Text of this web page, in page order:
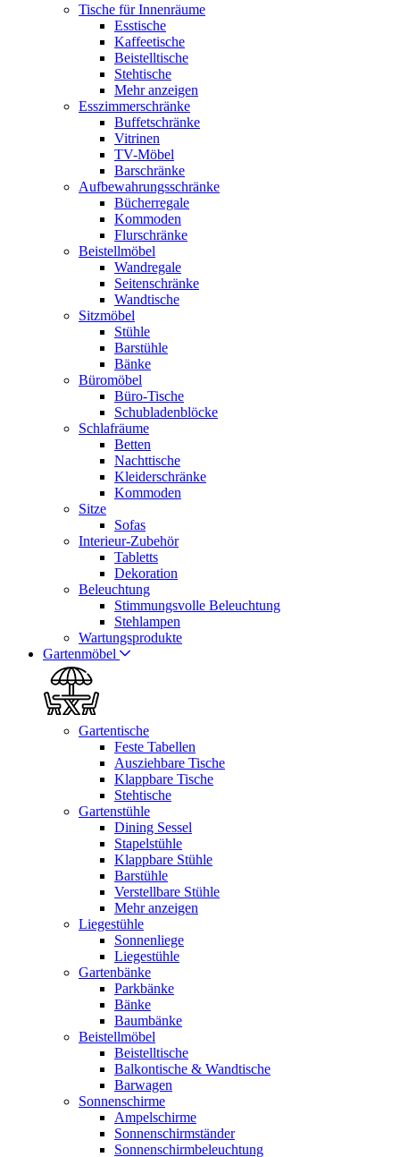
Tische für Innenräume
Esstische
Kaffeetische
Beistelltische
Stehtische
Mehr anzeigen
Esszimmerschränke
Buffetschränke
Vitrinen
TV-Möbel
Barschränke
Aufbewahrungsschränke
Bücherregale
Kommoden
Flurschränke
Beistellmöbel
Wandregale
Seitenschränke
Wandtische
Sitzmöbel
Stühle
Barstühle
Bänke
Büromöbel
Büro-Tische
Schubladenblöcke
Schlafräume
Betten
Nachttische
Kleiderschränke
Kommoden
Sitze
Sofas
Interieur-Zubehör
Tabletts
Dekoration
Beleuchtung
Stimmungsvolle Beleuchtung
Stehlampen
Wartungsprodukte
Gartenmöbel
Gartentische
Feste Tabellen
Ausziehbare Tische
Klappbare Tische
Stehtische
Gartenstühle
Dining Sessel
Stapelstühle
Klappbare Stühle
Barstühle
Verstellbare Stühle
Mehr anzeigen
Liegestühle
Sonnenliege
Liegestühle
Gartenbänke
Parkbänke
Bänke
Baumbänke
Beistellmöbel
Beistelltische
Balkontische & Wandtische
Barwagen
Sonnenschirme
Ampelschirme
Sonnenschirmständer
Sonnenschirmbeleuchtung